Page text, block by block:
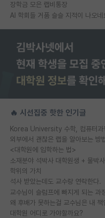
장학금 모은 랩비통장
AI 학회들 거품 슬슬 지적이 나오네
🔥 시선집중 핫한 인기글
외부에서 괜찮은 랩을 알아보는 방
<대학원에 입학하는 법>
소재분야 석박사 대학원생 + 물박
학위의 가치
석사 받았는데도 교수랑 연락한다.
교수님이 슬럼프에 빠지게 되는 과
대학원 어디로 가야할까요?